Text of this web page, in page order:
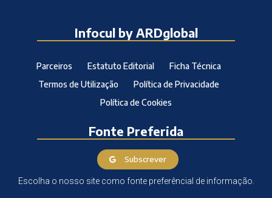
Infocul by ARDglobal
Parceiros Estatuto Editorial
Ficha Técnica
Termos de Utilização
Política de Privacidade
Política de Cookies
Fonte Preferida
Subscrever
Escolha o nosso site como fonte preferêncial de informação.